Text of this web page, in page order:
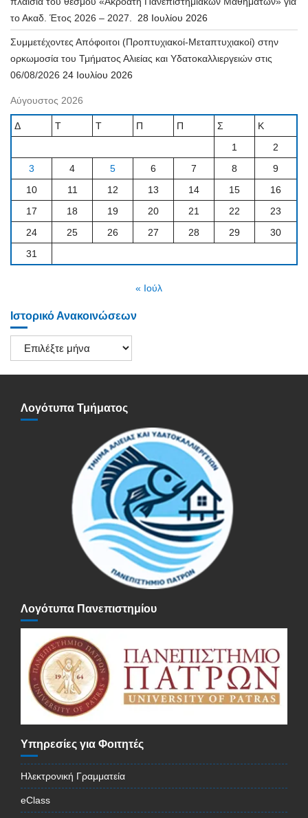
το Ακαδ. Έτος 2026 – 2027.
28 Ιουλίου 2026
Συμμετέχοντες Απόφοιτοι (Προπτυχιακοί-Μεταπτυχιακοί) στην
ορκωμοσία του Τμήματος Αλιείας και Υδατοκαλλιεργειών στις
06/08/2026 24 Ιουλίου 2026
Αύγουστος 2026
Δ Τ Τ Π Π Σ
Κ
1
2
3
4 5 6 7 8
9
10
11 12 13 14 15
16
17
18 19 20 21 22
23
24
25 26 27 28 29
30
31
« Ιούλ
Ιστορικό Ανακοινώσεων
Ιστορικό
Ανακοινώσεων
Λογότυπα Τμήματος
Λογότυπα Πανεπιστημίου
Υπηρεσίες για Φοιτητές
Ηλεκτρονική Γραμματεία
eClass